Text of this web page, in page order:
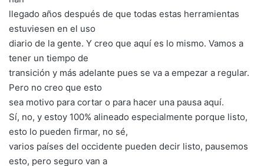
llegado años después de que todas estas herramientas
estuviesen en el uso
diario de la gente. Y creo que aquí es lo mismo. Vamos a
tener un tiempo de
transición y más adelante pues se va a empezar a regular.
Pero no creo que esto
sea motivo para cortar o para hacer una pausa aquí.
Sí, no, y estoy 100% alineado especialmente porque listo,
esto lo pueden firmar, no sé,
varios países del occidente pueden decir listo, pausemos
esto, pero seguro van a